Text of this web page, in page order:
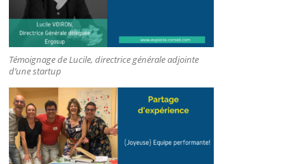
Témoignage de Lucile, directrice générale adjointe
d’une startup